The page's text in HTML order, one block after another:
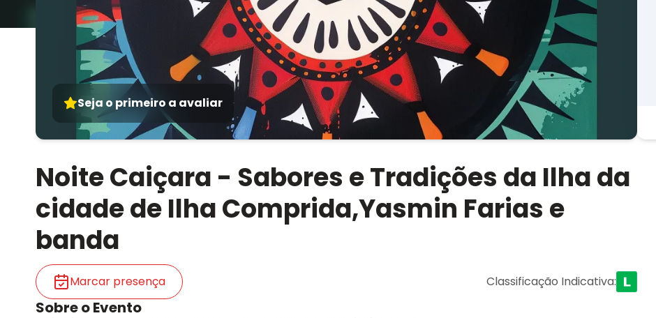
Seja o primeiro a avaliar
Noite Caiçara - Sabores e Tradições da Ilha da
cidade de Ilha Comprida,Yasmin Farias e
banda
Marcar presença Classificação Indicativa:
Sobre o Evento